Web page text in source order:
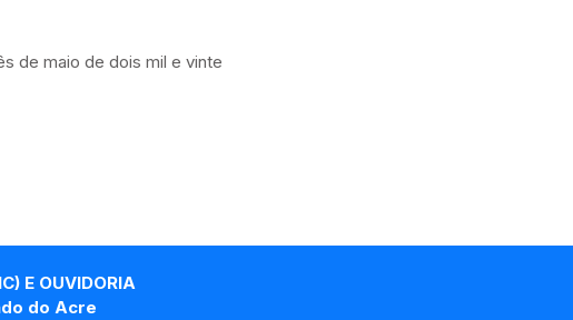
de maio de dois mil e vinte
E OUVIDORIA
do Acre